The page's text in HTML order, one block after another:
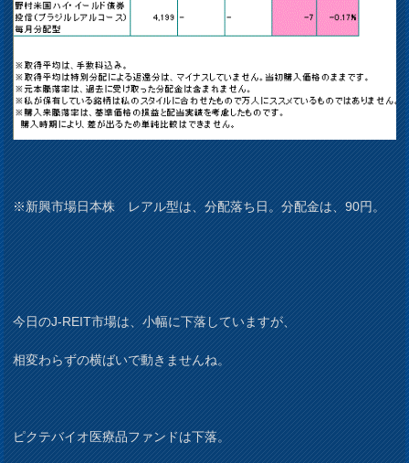
※新興市場日本株 レアル型は、分配落ち日。分配金は、90円。
今日のJ-REIT市場は、小幅に下落していますが、
相変わらずの横ばいで動きませんね。
ピクテバイオ医療品ファンドは下落。